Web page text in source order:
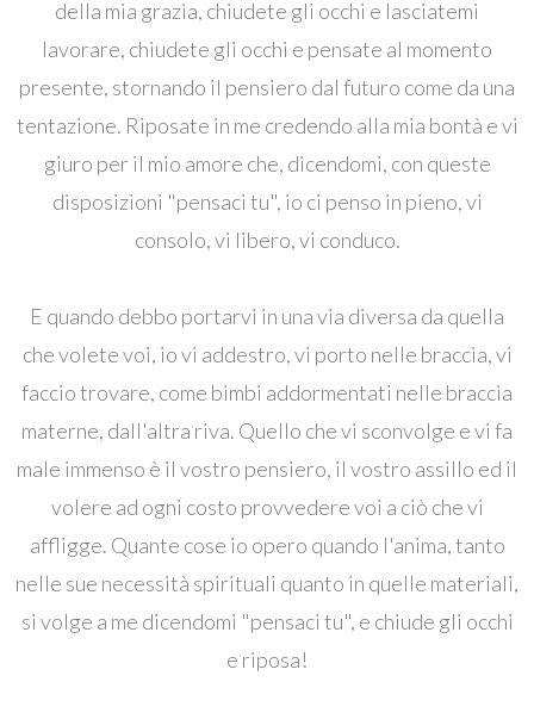
della mia grazia, chiudete gli occhi e lasciatemi
lavorare, chiudete gli occhi e pensate al momento
presente, stornando il pensiero dal futuro come da una
tentazione. Riposate in me credendo alla mia bontà e vi
giuro per il mio amore che, dicendomi, con queste
disposizioni "pensaci tu", io ci penso in pieno, vi
consolo, vi libero, vi conduco.
E quando debbo portarvi in ​​una via diversa da quella
che volete voi, io vi addestro, vi porto nelle braccia, vi
faccio trovare, come bimbi addormentati nelle braccia
materne, dall'altra riva. Quello che vi sconvolge e vi fa
male immenso è il vostro pensiero, il vostro assillo ed il
volere ad ogni costo provvedere voi a ciò che vi
affligge. Quante cose io opero quando l'anima, tanto
nelle sue necessità spirituali quanto in quelle materiali,
si volge a me dicendomi "pensaci tu", e chiude gli occhi
e riposa!